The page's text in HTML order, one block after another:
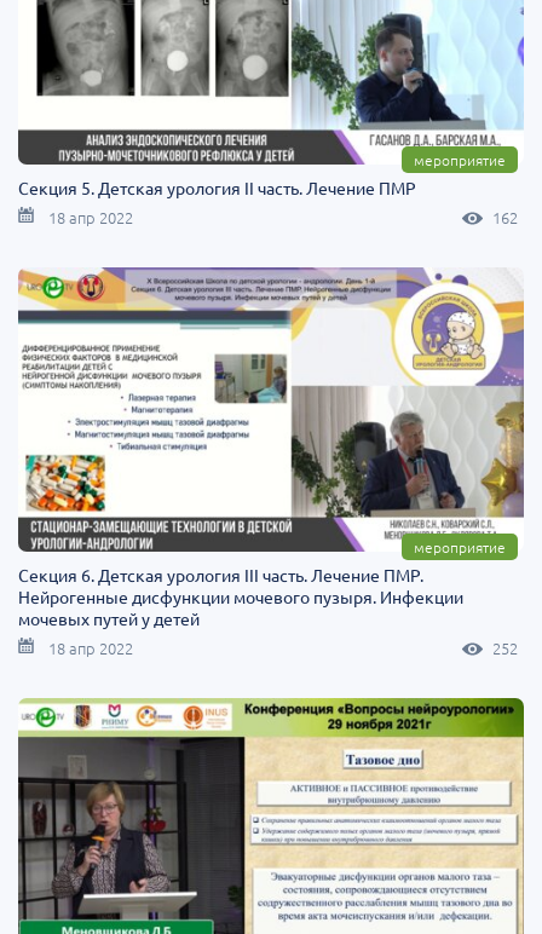
мероприятие
Секция 5. Детская урология II часть. Лечение ПМР
18 апр 2022 162
мероприятие
Секция 6. Детская урология III часть. Лечение ПМР.
Нейрогенные дисфункции мочевого пузыря. Инфекции
мочевых путей у детей
18 апр 2022 252